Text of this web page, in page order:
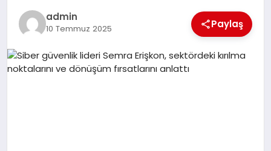
EKONOMI
SIYASET
admin
10 Temmuz 2025 Paylaş